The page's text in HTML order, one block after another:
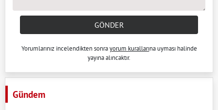
GÖNDER
Yorumlarınız incelendikten sonrayorum kurallarına uyması halinde
yayına alıncaktır.
Gündem